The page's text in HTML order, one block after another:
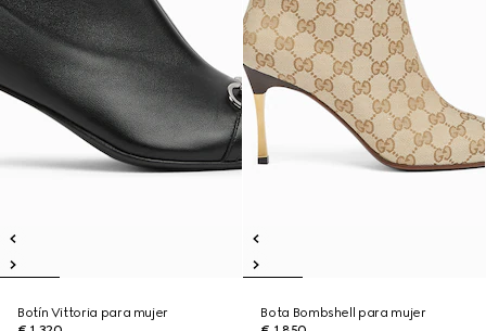
Botín Vittoria para mujer
Bota Bombshell para mujer